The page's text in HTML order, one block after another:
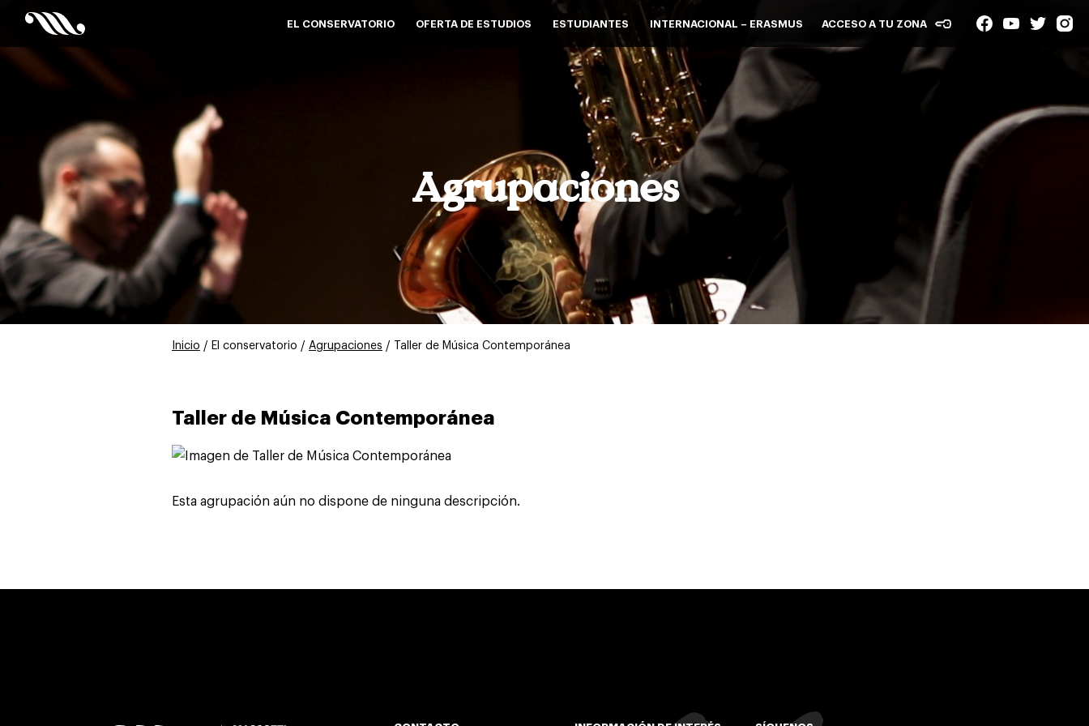
EL CONSERVATORIO OFERTA DE ESTUDIOS ESTUDIANTES INTERNACIONAL – ERASMUS ACCESO A TU ZONA
Agrupaciones
Inicio / El conservatorio / Agrupaciones / Taller de Música Contemporánea
Taller de Música Contemporánea
Esta agrupación aún no dispone de ninguna descripción.